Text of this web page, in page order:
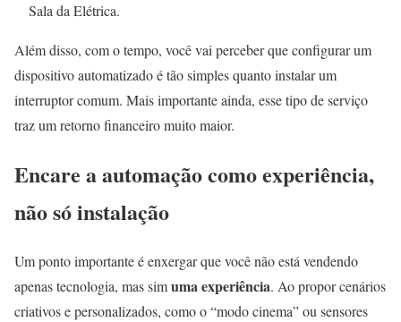
Sala da Elétrica.
Além disso, com o tempo, você vai perceber que configurar um
dispositivo automatizado é tão simples quanto instalar um
interruptor comum. Mais importante ainda, esse tipo de serviço
traz um retorno financeiro muito maior.
Encare a automação como experiência,
não só instalação
Um ponto importante é enxergar que você não está vendendo
apenas tecnologia, mas simuma experiência. Ao propor cenários
criativos e personalizados, como o “modo cinema” ou sensores